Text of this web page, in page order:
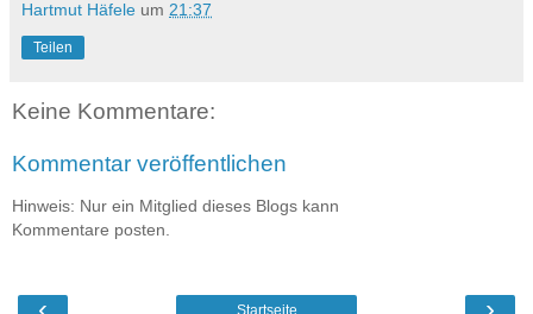
Hartmut Häfele um 21:37
Teilen
Keine Kommentare:
Kommentar veröffentlichen
Hinweis: Nur ein Mitglied dieses Blogs kann
Kommentare posten.
Startseite